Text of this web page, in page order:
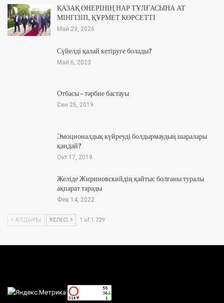
ҚАЗАҚ ӨНЕРІНІҢ НАР ТҰЛҒАСЫНА АТ
МІНГІЗІП, ҚҰРМЕТ КӨРСЕТТІ
Май 23, 2026
Сүйелді қалай кетіруге болады?
Май 6, 2023
Отбасы – тәрбие бастауы
Сен 25, 2019
Эмоционалдық күйреуді болдырмаудың шаралары
қандай?
Окт 17, 2019
Желіде Жириновскийдің қайтыс болғаны туралы
ақпарат тарады
Фев 14, 2022
АЛДЫҢҒЫ КЕЛЕСІ 1 of 1 729